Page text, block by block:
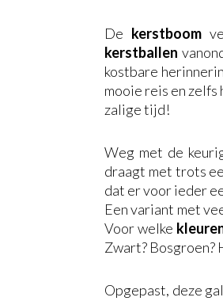
De kerstboom
kerstballen
kostbare
mooie reis en
zalige tijd!
Weg met de
draagt met trots
dat er voor ieder
Een variant met
Voor welke
Zwart? Bosgroen?
Opgepast, deze